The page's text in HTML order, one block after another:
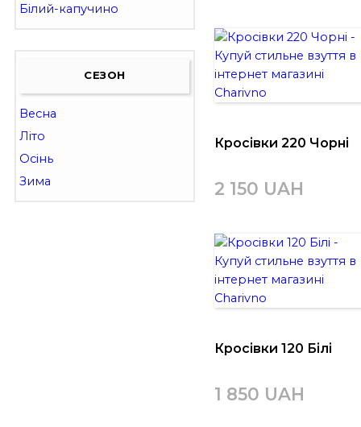
Білий-капучино
СЕЗОН
Весна
Літо
Осінь
Зима
Кросівки 220 Чорні
2 150 UAH
Кросівки 120 Білі
1 850 UAH